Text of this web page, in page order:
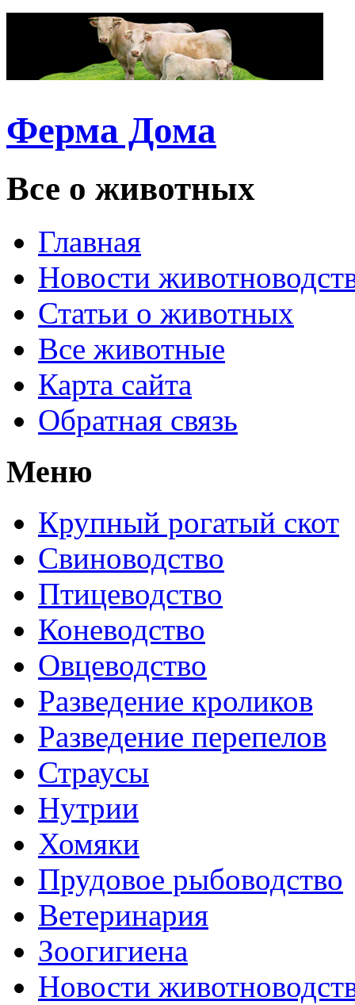
Ферма Дома
Все о животных
Главная
Новости
Статьи о животных
Все животные
Карта сайта
Обратная связь
Меню
Крупный рогатый скот
Свиноводство
Птицеводство
Коневодство
Овцеводство
Разведение кроликов
Разведение перепелов
Страусы
Нутрии
Хомяки
Прудовое рыбоводство
Ветеринария
Зоогигиена
Новости